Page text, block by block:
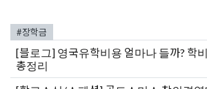
#장학금
[블로그] 영국유학비용 얼마나 들까? 학
총정리